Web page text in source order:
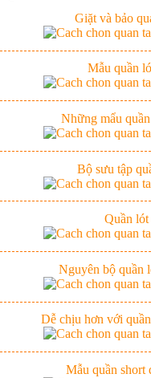
Giặt và bảo
Mẫu quần
Những mẩu
Bộ sưu tập
Quần lót
Nguyên bộ quần
Dễ chịu hơn với
Mẫu quần short